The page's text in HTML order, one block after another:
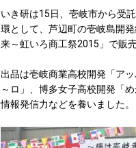
いき研は15日、壱岐市から受
環として、芦辺町の壱岐島開
来～虹いろ商工祭2015」で販
出品は壱岐商業高校開発「ア
～ロ」、博多女子高校開発「
情報発信力などを養いました。